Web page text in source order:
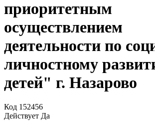
приоритетным
осуществлением
деятельности по
личностному
детей" г. Назарово
Код 152456
Действует Да